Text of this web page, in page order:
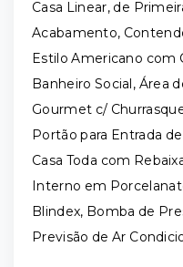
Casa Linear, de
Acabamento,
Estilo Americano com
Banheiro Social, Área
Gourmet c/
Portão para Entrada
Casa Toda com
Interno em
Blindex, Bomba de
Previsão de Ar